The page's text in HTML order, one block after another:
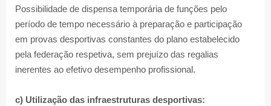
Possibilidade de dispensa temporária de funções pelo
período de tempo necessário à preparação e participação
em provas desportivas constantes do plano estabelecido
pela federação respetiva, sem prejuízo das regalias
inerentes ao efetivo desempenho profissional.
c) Utilização das infraestruturas desportivas: